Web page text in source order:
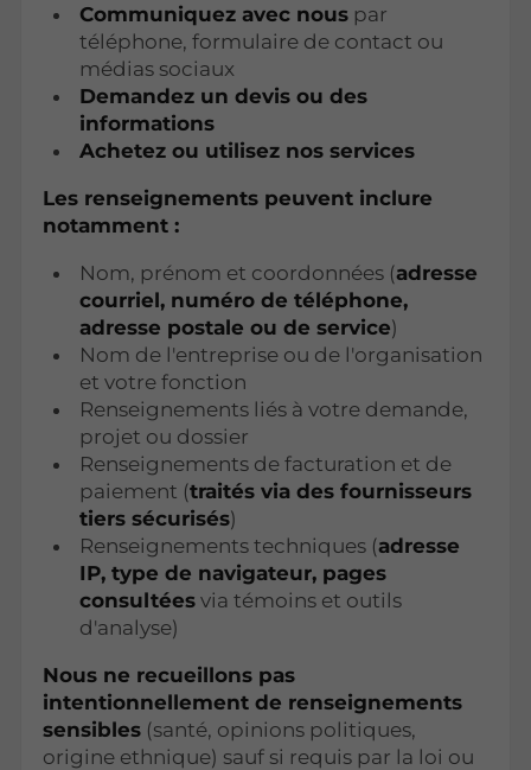
Communiquez avec nous par
téléphone, formulaire de contact ou
médias sociaux
Demandez un devis ou des
informations
Achetez ou utilisez nos services
Les renseignements peuvent inclure
notamment :
Nom, prénom et coordonnées (adresse
courriel, numéro de téléphone,
adresse postale ou de service)
Nom de l'entreprise ou de l'organisation
et votre fonction
Renseignements liés à votre demande,
projet ou dossier
Renseignements de facturation et de
paiement (traités via des fournisseurs
tiers sécurisés)
Renseignements techniques (adresse
IP, type de navigateur, pages
consultées via témoins et outils
d'analyse)
Nous ne recueillons pas
intentionnellement de renseignements
sensibles (santé, opinions politiques,
origine ethnique) sauf si requis par la loi ou